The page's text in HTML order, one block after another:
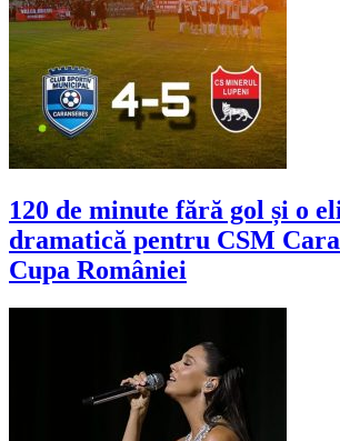
120 de minute fără gol și o
dramatică pentru CSM
Cupa României